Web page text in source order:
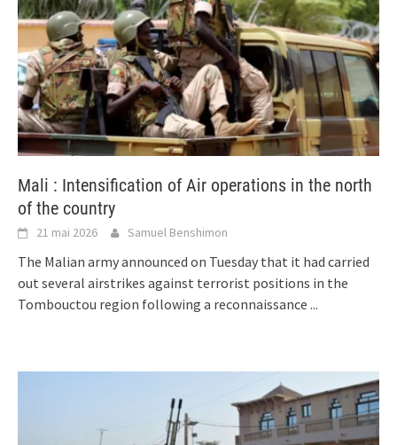
Mali : Intensification of Air operations in the north
of the country
21 mai 2026 Samuel Benshimon
The Malian army announced on Tuesday that it had carried
out several airstrikes against terrorist positions in the
Tombouctou region following a reconnaissance ...